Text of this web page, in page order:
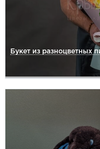
Букет из разноцветных